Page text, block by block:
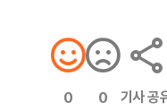
0 0 기사 공